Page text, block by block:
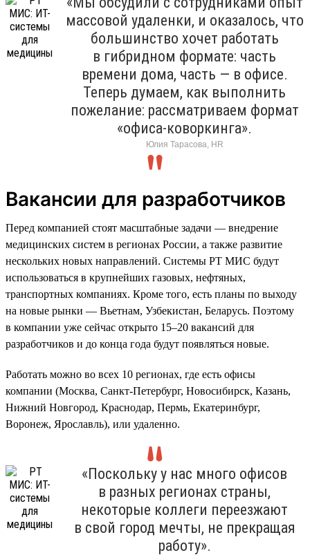
массовой удаленки, и оказалось, что
большинство хочет работать
в гибридном формате: часть
времени дома, часть — в офисе.
Теперь думаем, как выполнить
пожелание: рассматриваем формат
«офиса-коворкинга».
Юлия Тарасова, HR
Вакансии для разработчиков
Перед компанией стоят масштабные задачи — внедрение
медицинских систем в регионах России, а также развитие
нескольких новых направлений. Системы РТ МИС будут
использоваться в крупнейших газовых, нефтяных,
транспортных компаниях. Кроме того, есть планы по выходу
на новые рынки — Вьетнам, Узбекистан, Беларусь. Поэтому
в компании уже сейчас открыто 15–20 вакансий для
разработчиков и до конца года будут появляться новые.
Работать можно во всех 10 регионах, где есть офисы
компании (Москва, Санкт-Петербург, Новосибирск, Казань,
Нижний Новгород, Краснодар, Пермь, Екатеринбург,
Воронеж, Ярославль), или удаленно.
«Поскольку у нас много офисов
в разных регионах страны,
некоторые коллеги переезжают
в свой город мечты, не прекращая
работу».